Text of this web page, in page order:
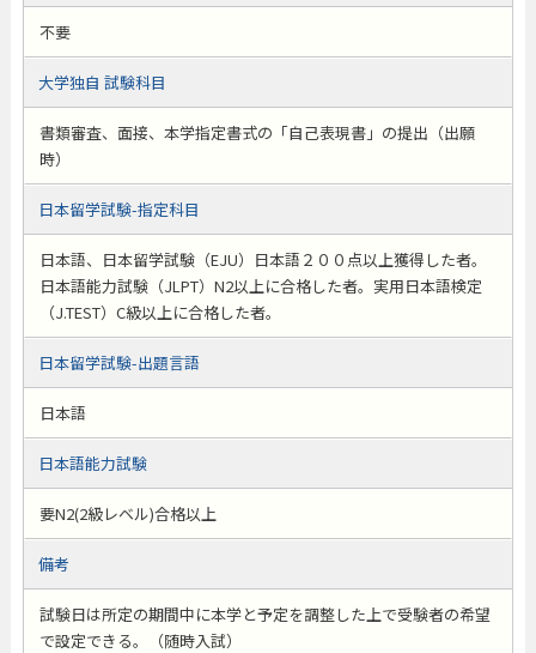
不要
大学独自 試験科目
書類審査、面接、本学指定書式の「自己表現書」の提出（出願
時）
日本留学試験-指定科目
日本語、日本留学試験（EJU）日本語２００点以上獲得した者。
日本語能力試験（JLPT）N2以上に合格した者。実用日本語検定
（J.TEST）C級以上に合格した者。
日本留学試験-出題言語
日本語
日本語能力試験
要N2(2級レベル)合格以上
備考
試験日は所定の期間中に本学と予定を調整した上で受験者の希望
で設定できる。（随時入試）